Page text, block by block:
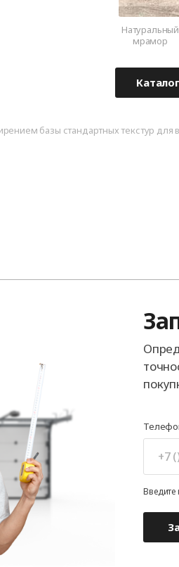
Натуральный
мрамор
базы стандартных текстур для
Введите